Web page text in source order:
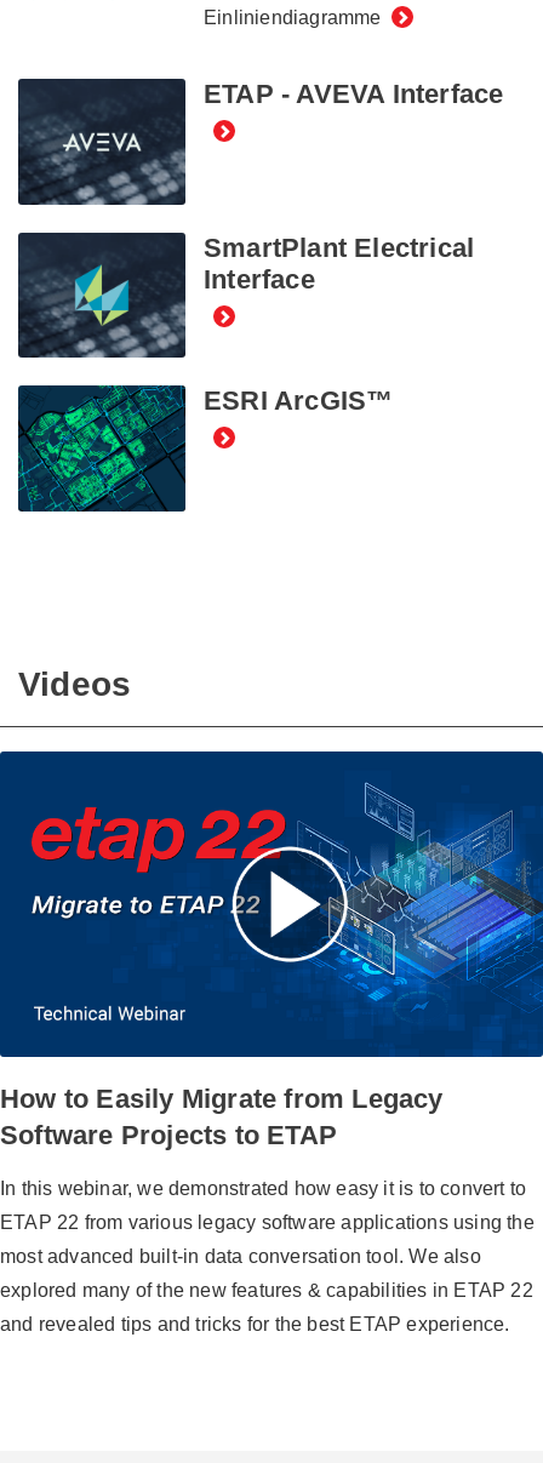
Einliniendiagramme
ETAP - AVEVA Interface
SmartPlant Electrical
Interface
ESRI ArcGIS™
Videos
How to Easily Migrate from Legacy
Software Projects to ETAP
In this webinar, we demonstrated how easy it is to convert to
ETAP 22 from various legacy software applications using the
most advanced built-in data conversation tool. We also
explored many of the new features & capabilities in ETAP 22
and revealed tips and tricks for the best ETAP experience.